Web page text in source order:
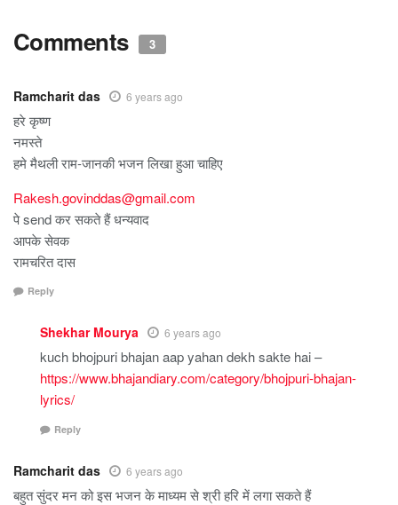
Comments 3
Ramcharit das 6 years ago
हरे कृष्ण
नमस्ते
हमे मैथली राम-जानकी भजन लिखा हुआ चाहिए
Rakesh.govinddas@gmail.com
पे send कर सकते हैं धन्यवाद
आपके सेवक
रामचरित दास
Reply
Shekhar Mourya 6 years ago
kuch bhojpuri bhajan aap yahan dekh sakte hai –
https://www.bhajandiary.com/category/bhojpuri-bhajan-
lyrics/
Reply
Ramcharit das 6 years ago
बहुत सुंदर मन को इस भजन के माध्यम से श्री हरि में लगा सकते हैं